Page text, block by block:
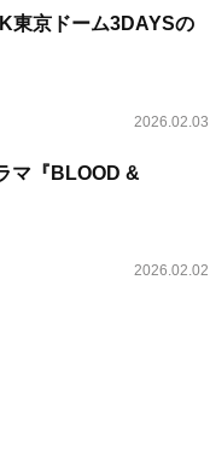
東京ドーム3DAYSの
2026.02.03
マ『BLOOD &
2026.02.02